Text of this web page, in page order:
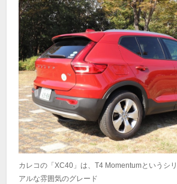
カレコの「XC40」は、T4 Momentumというシ
アルな雰囲気のグレード